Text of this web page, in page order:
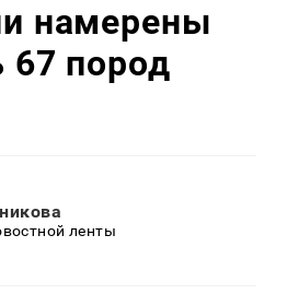
намерены
67 пород
ленты